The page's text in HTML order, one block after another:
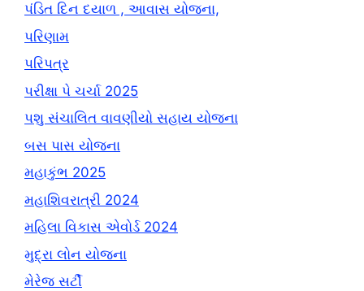
પંડિત દિન દયાળ , આવાસ યોજના,
પરિણામ
પરિપત્ર
પરીક્ષા પે ચર્ચા 2025
પશુ સંચાલિત વાવણીયો સહાય યોજના
બસ પાસ યોજના
મહાકુંભ 2025
મહાશિવરાત્રી 2024
મહિલા વિકાસ એવોર્ડ 2024
મુદ્રા લોન યોજના
મેરેજ સર્ટી